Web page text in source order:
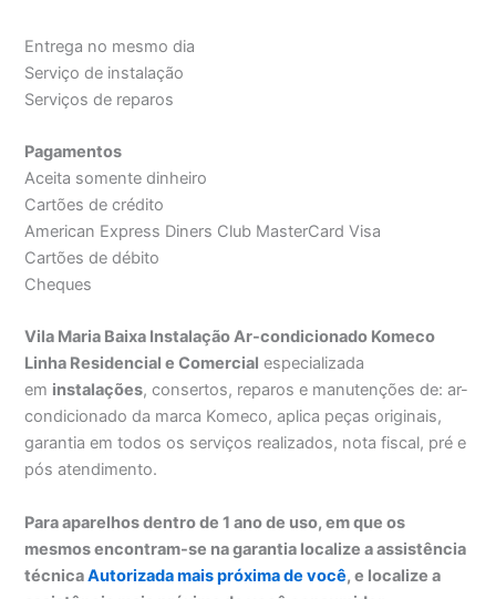
Entrega no mesmo dia
Serviço de instalação
Serviços de reparos
Pagamentos
Aceita somente dinheiro
Cartões de crédito
American Express Diners Club MasterCard Visa
Cartões de débito
Cheques
Vila Maria Baixa Instalação Ar-condicionado Komeco
Linha Residencial e Comercial especializada
em instalações, consertos, reparos e manutenções de: ar-
condicionado da marca Komeco, aplica peças originais,
garantia em todos os serviços realizados, nota fiscal, pré e
pós atendimento.
Para aparelhos dentro de 1 ano de uso, em que os
mesmos encontram-se na garantia localize a assistência
técnicaAutorizada mais próxima de você, e localize a